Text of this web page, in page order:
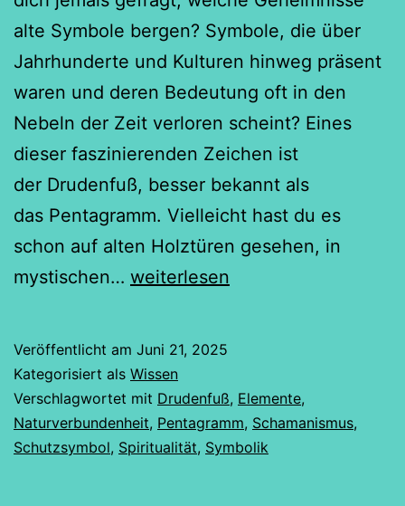
alte Symbole bergen? Symbole, die über
Jahrhunderte und Kulturen hinweg präsent
waren und deren Bedeutung oft in den
Nebeln der Zeit verloren scheint? Eines
dieser faszinierenden Zeichen ist
der Drudenfuß, besser bekannt als
das Pentagramm. Vielleicht hast du es
schon auf alten Holztüren gesehen, in
mystischen… Der
der
schamanischen
Perspektive
weiterlesen
Veröffentlicht am Juni 21, 2025
Kategorisiert als Wissen
Verschlagwortet mit Drudenfuß, Elemente,
Naturverbundenheit, Pentagramm, Schamanismus,
Schutzsymbol, Spiritualität, Symbolik